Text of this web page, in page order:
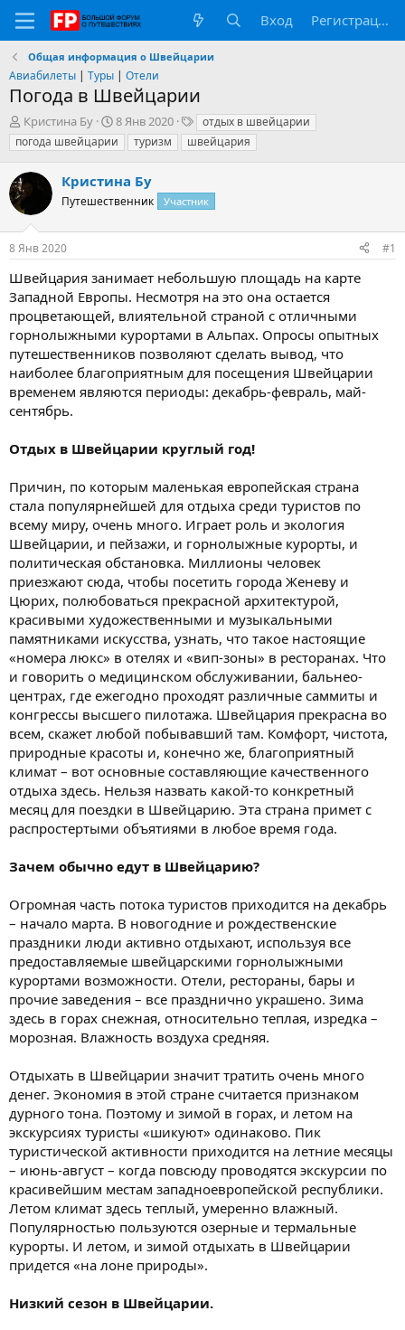
Вход Регистрация
Общая информация о Швейцарии
Авиабилеты | Туры | Отели
Погода в Швейцарии
А
в
т
о
р
т
е
м
ы
Кристина Бу
Д
а
т
н
а
а
8 Янв 2020
Т
е
г
отдых в швейцарии
погода швейцарии
туризм швейцария
Кристина Бу
Путешественник Участник
8 Янв 2020 #1
Швейцария занимает небольшую площадь на карте
Западной Европы. Несмотря на это она остается
процветающей, влиятельной страной с отличными
горнолыжными курортами в Альпах. Опросы опытных
путешественников позволяют сделать вывод, что
наиболее благоприятным для посещения Швейцарии
временем являются периоды: декабрь-февраль, май-
сентябрь.
Отдых в Швейцарии круглый год!
Причин, по которым маленькая европейская страна
стала популярнейшей для отдыха среди туристов по
всему миру, очень много. Играет роль и экология
Швейцарии, и пейзажи, и горнолыжные курорты, и
политическая обстановка. Миллионы человек
приезжают сюда, чтобы посетить города Женеву и
Цюрих, полюбоваться прекрасной архитектурой,
красивыми художественными и музыкальными
памятниками искусства, узнать, что такое настоящие
«номера люкс» в отелях и «вип-зоны» в ресторанах. Что
и говорить о медицинском обслуживании, бальнео-
центрах, где ежегодно проходят различные саммиты и
конгрессы высшего пилотажа. Швейцария прекрасна во
всем, скажет любой побывавший там. Комфорт, чистота,
природные красоты и, конечно же, благоприятный
климат – вот основные составляющие качественного
отдыха здесь. Нельзя назвать какой-то конкретный
месяц для поездки в Швейцарию. Эта страна примет с
распростертыми объятиями в любое время года.
Зачем обычно едут в Швейцарию?
Огромная часть потока туристов приходится на декабрь
– начало марта. В новогодние и рождественские
праздники люди активно отдыхают, используя все
предоставляемые швейцарскими горнолыжными
курортами возможности. Отели, рестораны, бары и
прочие заведения – все празднично украшено. Зима
здесь в горах снежная, относительно теплая, изредка –
морозная. Влажность воздуха средняя.
Отдыхать в Швейцарии значит тратить очень много
денег. Экономия в этой стране считается признаком
дурного тона. Поэтому и зимой в горах, и летом на
экскурсиях туристы «шикуют» одинаково. Пик
туристической активности приходится на летние месяцы
– июнь-август – когда повсюду проводятся экскурсии по
красивейшим местам западноевропейской республики.
Летом климат здесь теплый, умеренно влажный.
Популярностью пользуются озерные и термальные
курорты. И летом, и зимой отдыхать в Швейцарии
придется «на лоне природы».
Низкий сезон в Швейцарии.